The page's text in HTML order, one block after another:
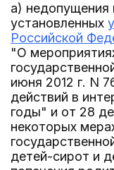
а) недопущения
установленных
Российской
"О
июня 2012 г. N
действий в
годы" и от 28
некоторых
детей-сирот и